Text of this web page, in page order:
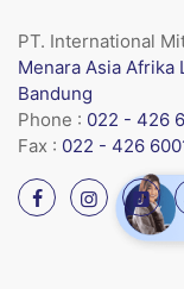
PT. International
Menara Asia Afrika
Bandung
Phone : 022 - 426
Fax : 022 - 426